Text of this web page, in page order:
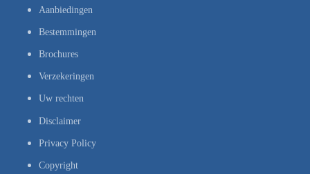
Aanbiedingen
Bestemmingen
Brochures
Verzekeringen
Uw rechten
Disclaimer
Privacy Policy
Copyright